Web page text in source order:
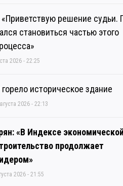
«Приветствую решение судьи.
становиться частью этого
2026 - 22:25
историческое здание
2026 - 22:13
«В Индексе экономической
продолжает
2026 - 21:55